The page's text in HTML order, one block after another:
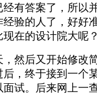
有答案了，所以
验的人了，好好
现在的设计院大呢
，然后又开始修改
，终于接到一个
试。后来网上一